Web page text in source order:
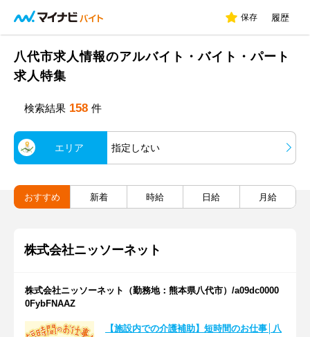
保存 履歴
八代市求人情報のアルバイト・バイト・パート
求人特集
検索結果 158 件
エリア 指定しない
おすすめ 新着 時給 日給 月給
株式会社ニッソーネット
株式会社ニッソーネット（勤務地：熊本県八代市）/a09dc0000
0FybFNAAZ
【施設内での介護補助】短時間のお仕事│八